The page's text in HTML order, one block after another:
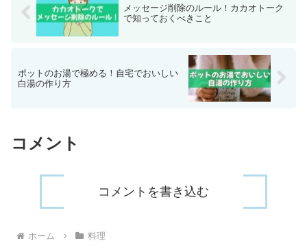
メッセージ削除のルール！カカオトーク
で知っておくべきこと
ポットのお湯で極める！自宅でおいしい
白湯の作り方
コメント
コメントを書き込む
ホーム 料理